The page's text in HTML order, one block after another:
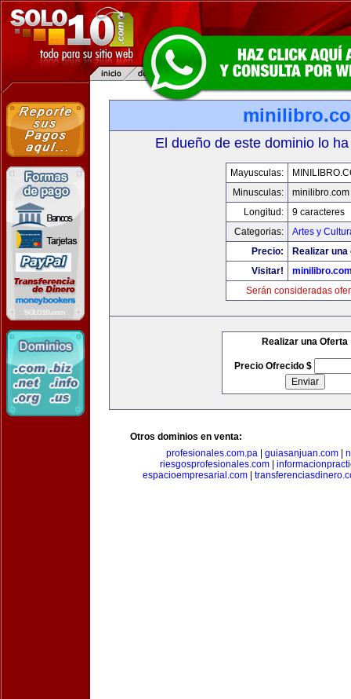
El dueño de este dominio lo
Mayusculas:
Minusculas:
minilibro.com
Longitud:
9 caracteres
Categorias:
Artes y
Precio:
Realizar
Visitar!
Serán consideradas
Realizar una Oferta
Precio Ofrecido $
Otros dominios en venta:
profesionales.com.pa
guiasanjuan.com
riesgosprofesionales.com
espacioempresarial.com